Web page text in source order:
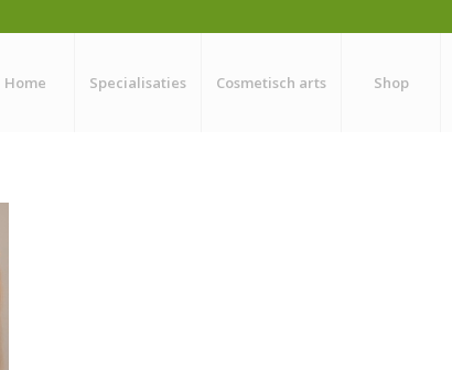
Home Specialisaties Cosmetisch arts Shop